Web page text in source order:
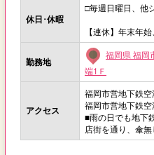
休日･休暇
□毎週日曜日、他
【連休】年末年
勤務地
福岡県 福岡
端1Ｆ
アクセス
福岡市営地下鉄
福岡市営地下鉄
■雨の日でも地下
店街を通り、傘